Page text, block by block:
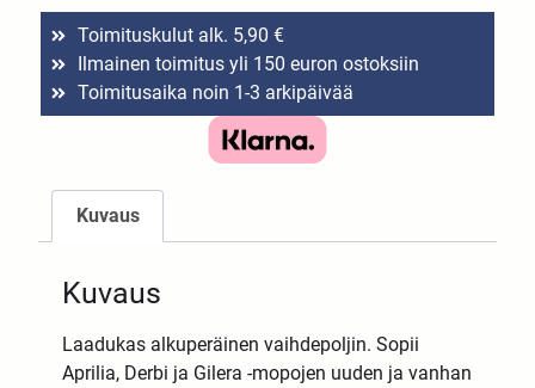
Toimituskulut alk. 5,90 €
Ilmainen toimitus yli 150 euron ostoksiin
Toimitusaika noin 1-3 arkipäivää
Kuvaus
Kuvaus
Laadukas alkuperäinen vaihdepoljin. Sopii
Aprilia, Derbi ja Gilera -mopojen uuden ja vanhan